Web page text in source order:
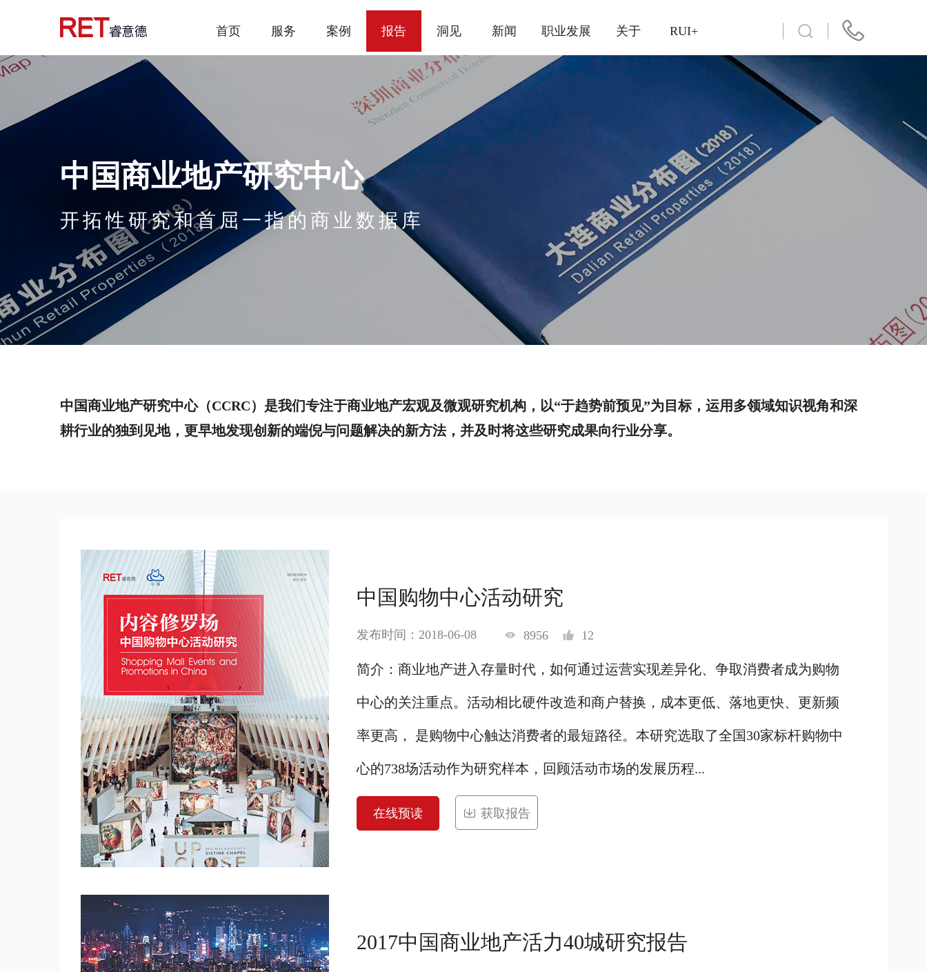
首页 服务 案例 报告 洞见 新闻 职业发展 关于 RUI+
中国商业地产研究中心
开拓性研究和首屈一指的商业数据库
中国商业地产研究中心（CCRC）是我们专注于商业地产宏观及微观研究机构，以“于趋势前预见”为目标，运用多领域知识视角和深
耕行业的独到见地，更早地发现创新的端倪与问题解决的新方法，并及时将这些研究成果向行业分享。
中国购物中心活动研究
发布时间：2018-06-08 8956 12
简介：商业地产进入存量时代，如何通过运营实现差异化、争取消费者成为购物
中心的关注重点。活动相比硬件改造和商户替换，成本更低、落地更快、更新频
率更高， 是购物中心触达消费者的最短路径。本研究选取了全国30家标杆购物中
心的738场活动作为研究样本，回顾活动市场的发展历程...
在线预读 获取报告
2017中国商业地产活力40城研究报告